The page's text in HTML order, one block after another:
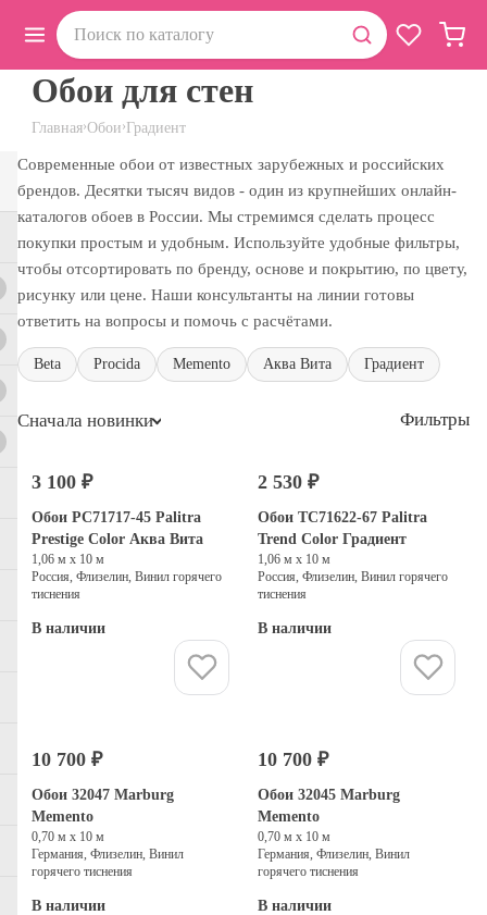
Главная›Обои›Градиент
Обои для стен
Современные обои от известных зарубежных и российских
брендов. Десятки тысяч видов - один из крупнейших онлайн-
каталогов обоев в России. Мы стремимся сделать процесс
покупки простым и удобным. Используйте удобные фильтры,
чтобы отсортировать по бренду, основе и покрытию, по цвету,
рисунку или цене. Наши консультанты на линии готовы
ответить на вопросы и помочь с расчётами.
Beta Procida Memento Аква Вита Градиент
Сначала новинки Фильтры
3 100 ₽
Обои PC71717-45 Palitra
Prestige Color Аква Вита
1,06 м х 10 м
Россия, Флизелин, Винил горячего
тиснения
В наличии
2 530 ₽
Обои TC71622-67 Palitra
Trend Color Градиент
1,06 м х 10 м
Россия, Флизелин, Винил горячего
тиснения
В наличии
10 700 ₽
Обои 32047 Marburg
Memento
0,70 м х 10 м
Германия, Флизелин, Винил
горячего тиснения
В наличии
10 700 ₽
Обои 32045 Marburg
Memento
0,70 м х 10 м
Германия, Флизелин, Винил
горячего тиснения
В наличии